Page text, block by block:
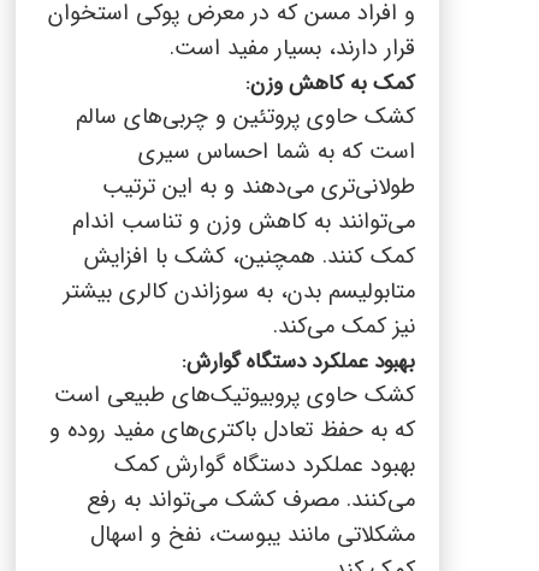
و افراد مسن که در معرض پوکی استخوان
قرار دارند، بسیار مفید است.
کمک به کاهش وزن:
کشک حاوی پروتئین و چربی‌های سالم
است که به شما احساس سیری
طولانی‌تری می‌دهند و به این ترتیب
می‌توانند به کاهش وزن و تناسب اندام
کمک کنند. همچنین، کشک با افزایش
متابولیسم بدن، به سوزاندن کالری بیشتر
نیز کمک می‌کند.
بهبود عملکرد دستگاه گوارش:
کشک حاوی پروبیوتیک‌های طبیعی است
که به حفظ تعادل باکتری‌های مفید روده و
بهبود عملکرد دستگاه گوارش کمک
می‌کنند. مصرف کشک می‌تواند به رفع
مشکلاتی مانند یبوست، نفخ و اسهال